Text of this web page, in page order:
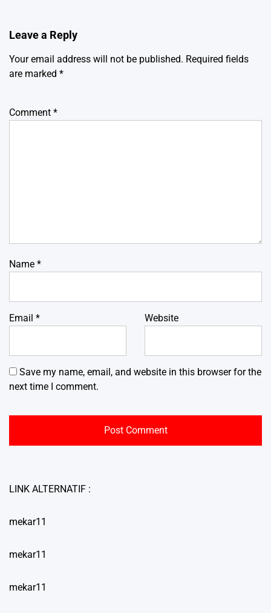
Leave a Reply
Your email address will not be published. Required fields
are marked *
Comment *
Name *
Email * Website
Save my name, email, and website in this browser for the
next time I comment.
LINK ALTERNATIF :
mekar11
mekar11
mekar11